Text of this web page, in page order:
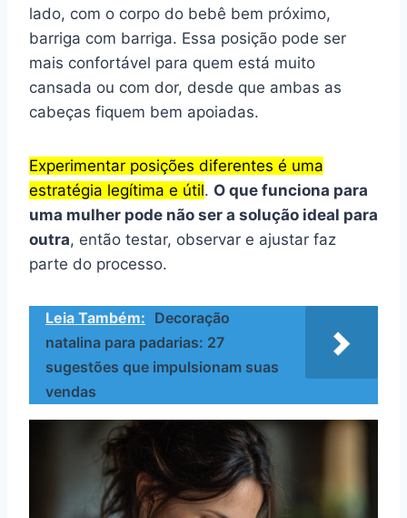
lado, com o corpo do bebê bem próximo,
barriga com barriga. Essa posição pode ser
mais confortável para quem está muito
cansada ou com dor, desde que ambas as
cabeças fiquem bem apoiadas.
Experimentar posições diferentes é uma
estratégia legítima e útil. O que funciona para
uma mulher pode não ser a solução ideal para
outra, então testar, observar e ajustar faz
parte do processo.
Leia Também: Decoração
natalina para padarias: 27
sugestões que impulsionam suas
vendas